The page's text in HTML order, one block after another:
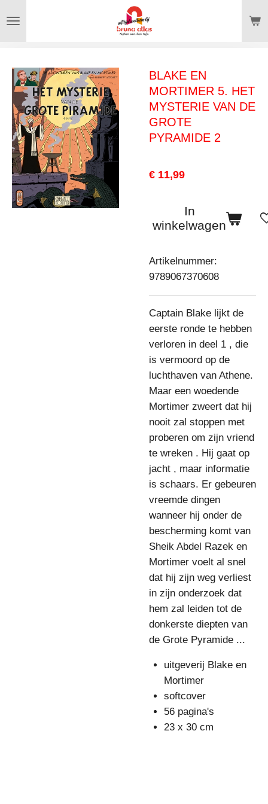
direct
hoofdinhoud
BLAKE EN
MORTIMER 5. HET
MYSTERIE VAN DE
GROTE
PYRAMIDE 2
€ 11,99
In
winkelwagen
Artikelnummer:
9789067370608
Captain Blake lijkt de
eerste ronde te hebben
verloren in deel 1 , die
is vermoord op de
luchthaven van Athene.
Maar een woedende
Mortimer zweert dat hij
nooit zal stoppen met
proberen om zijn vriend
te wreken . Hij gaat op
jacht , maar informatie
is schaars. Er gebeuren
vreemde dingen
wanneer hij onder de
bescherming komt van
Sheik Abdel Razek en
Mortimer voelt al snel
dat hij zijn weg verliest
in zijn onderzoek dat
hem zal leiden tot de
donkerste diepten van
de Grote Pyramide ...
uitgeverij Blake en
Mortimer
softcover
56 pagina's
23 x 30 cm